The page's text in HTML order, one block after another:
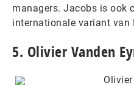
managers. Jacobs is ook
internationale variant van
5. Olivier Vanden